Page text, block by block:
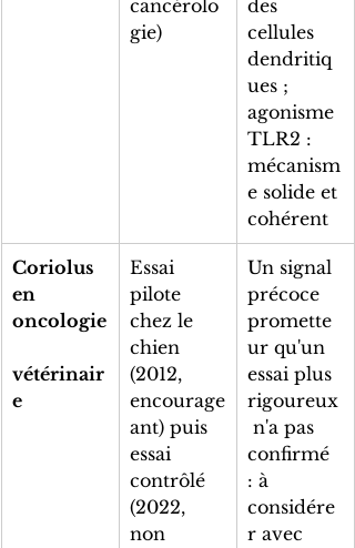
cancérolo
gie)
des
cellules
dendritiq
ues ;
agonisme
TLR2 :
mécanism
e solide et
cohérent
Coriolus
en
oncologie
vétérinair
e
Essai
pilote
chez le
chien
(2012,
encourage
ant) puis
essai
contrôlé
(2022,
non
Un signal
précoce
promette
ur qu'un
essai plus
rigoureux
n'a pas
confirmé
: à
considére
r avec